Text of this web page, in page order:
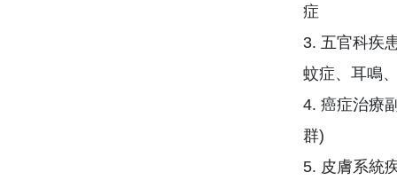
症
3. 五官科疾
蚊症、耳鳴
4. 癌症治療
群)
5. 皮膚系統